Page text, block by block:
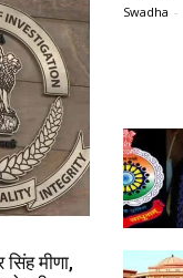
मीणा,
Swadha -